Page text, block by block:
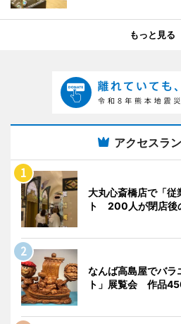
もっと見る
アクセスラ
大丸心斎橋店で「従
ト 200人が閉店後
なんば高島屋でバラ
ト」展覧会 作品